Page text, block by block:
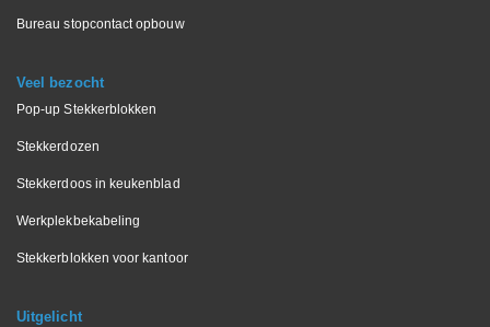
Bureau stopcontact opbouw
Veel bezocht
Pop-up Stekkerblokken
Stekkerdozen
Stekkerdoos in keukenblad
Werkplekbekabeling
Stekkerblokken voor kantoor
Uitgelicht